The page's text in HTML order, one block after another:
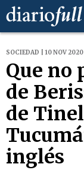
SOCIEDAD | 10 NOV 2020
Que no
de
de
inglés